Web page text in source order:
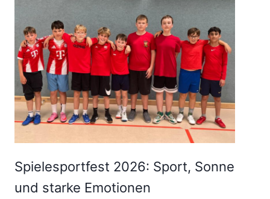
Spielesportfest 2026: Sport, Sonne
und starke Emotionen